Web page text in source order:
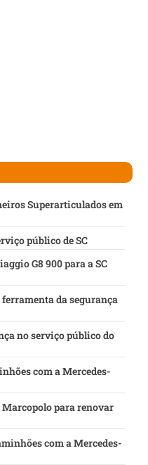
Superarticulados em
público de SC
G8 900 para a SC
da segurança
no serviço público do
com a Mercedes-
para renovar
com a Mercedes-